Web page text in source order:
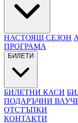
НАСТОЯЩ СЕЗОН
ПРОГРАМА
БИЛЕТИ
БИЛЕТНИ КАСИ
ПОДАРЪЧНИ
ОТСТЪПКИ
КОНТАКТИ